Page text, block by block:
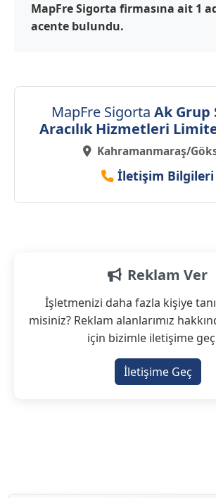
MapFre Sigorta firmasına ait 1
acente bulundu.
MapFre Sigorta Ak Grup
Aracılık Hizmetleri
Kahramanmaraş/
İletişim Bilgileri
Reklam Ver
İşletmenizi daha fazla kişiye
misiniz? Reklam alanlarımız
için bizimle iletişime
İletişime Geç